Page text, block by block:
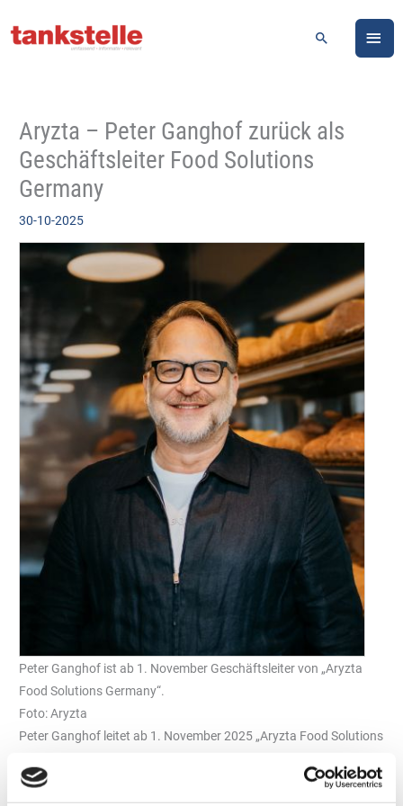
Inhalt
Suchen
Aryzta – Peter Ganghof zurück als
Geschäftsleiter Food Solutions
Germany
30-10-2025
Peter Ganghof ist ab 1. November Geschäftsleiter von „Aryzta
Food Solutions Germany“.
Foto: Aryzta
Peter Ganghof leitet ab 1. November 2025 „Aryzta Food Solutions
Anbietern von TK-Backwaren im Außer-Haus-Markt in
Deutschland. Als Geschäftsleiter von „Aryzta Food Solutions“